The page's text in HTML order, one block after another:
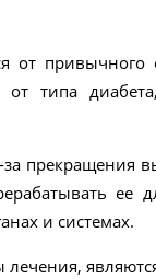
от
типа
прекращения
ее
и системах.
лечения,